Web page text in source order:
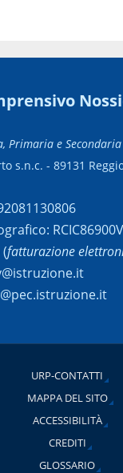
Primaria e
s.n.c. - 89131
RCIC86900V
fatturazione
URP-CONTATTI
MAPPA DEL SITO
ACCESSIBILITÀ
CREDITI
GLOSSARIO